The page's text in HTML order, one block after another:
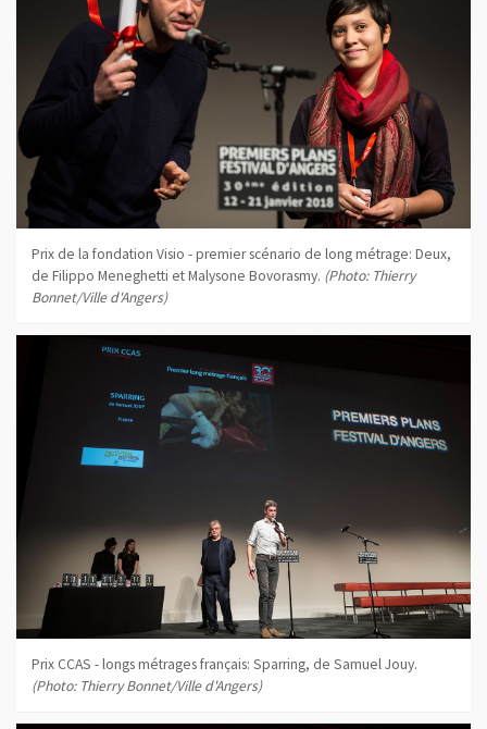
Prix de la fondation Visio - premier scénario de long métrage: Deux,
de Filippo Meneghetti et Malysone Bovorasmy. (Photo: Thierry
Bonnet/Ville d'Angers)
Prix CCAS - longs métrages français: Sparring, de Samuel Jouy.
(Photo: Thierry Bonnet/Ville d'Angers)